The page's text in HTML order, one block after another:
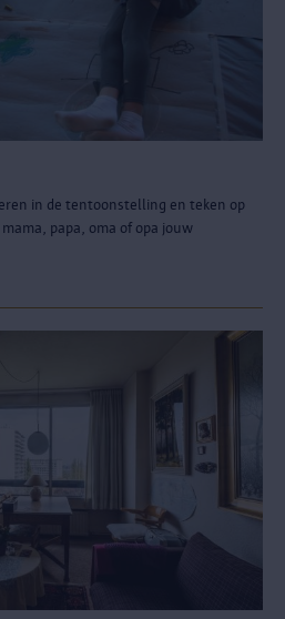
in de tentoonstelling en teken op
papa, oma of opa jouw